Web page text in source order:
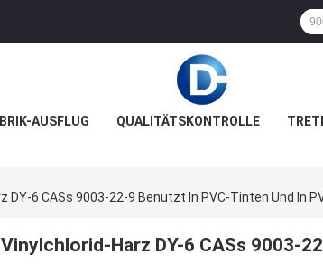
AUSFLUG QUALITÄTSKONTROLLE
DY-6 CASs 9003-22-9 Benutzt In PVC-Tinten Und In
Vinylchlorid-Harz DY-6 CASs 9003-